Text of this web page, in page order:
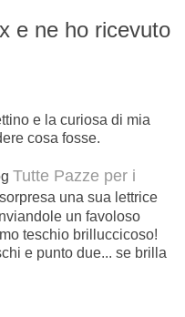
e ne ho ricevuto
e la curiosa di mia
cosa fosse.
Tutte Pazze per i
una sua lettrice
un favoloso
teschio brilluccicoso!
e punto due... se brilla